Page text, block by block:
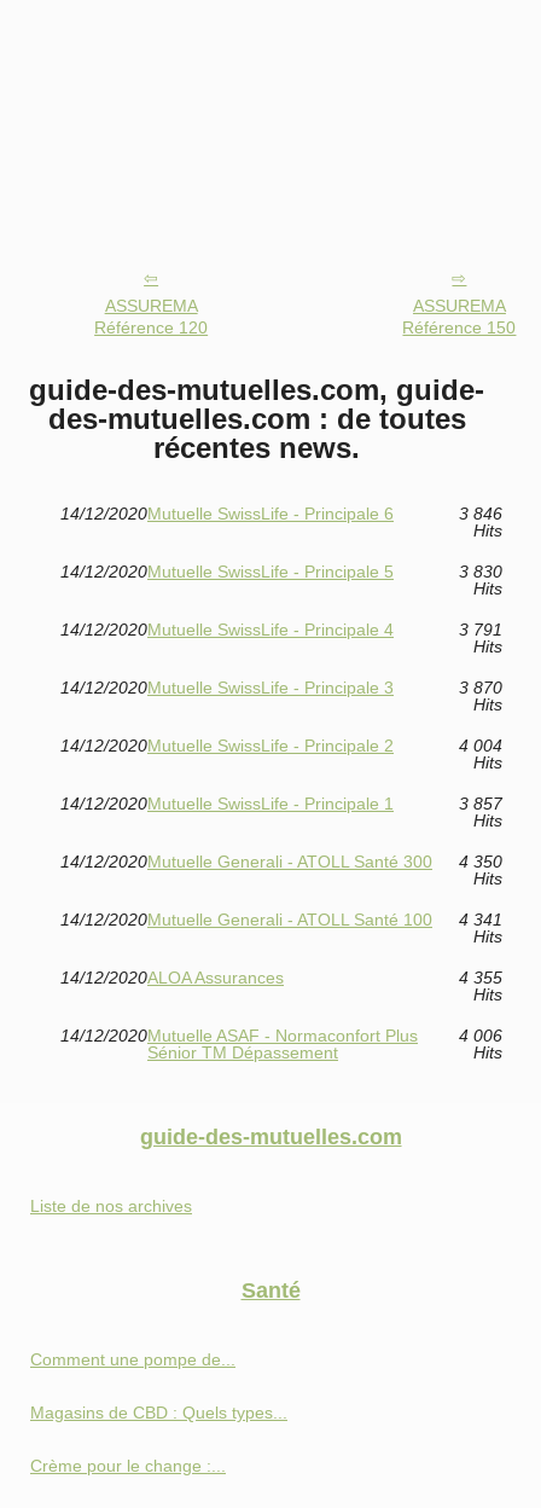
ASSUREMA
Référence 120
ASSUREMA
Référence 150
guide-des-mutuelles.com, guide-
des-mutuelles.com : de toutes
récentes news.
14/12/2020Mutuelle SwissLife - Principale 6
3 846
Hits
14/12/2020Mutuelle SwissLife - Principale 5
3 830
Hits
14/12/2020Mutuelle SwissLife - Principale 4
3 791
Hits
14/12/2020Mutuelle SwissLife - Principale 3
3 870
Hits
14/12/2020Mutuelle SwissLife - Principale 2
4 004
Hits
14/12/2020Mutuelle SwissLife - Principale 1
3 857
Hits
14/12/2020Mutuelle Generali - ATOLL Santé 300
4 350
Hits
14/12/2020Mutuelle Generali - ATOLL Santé 100
4 341
Hits
14/12/2020ALOA Assurances
4 355
Hits
14/12/2020Mutuelle ASAF - Normaconfort Plus
Sénior TM Dépassement
4 006
Hits
guide-des-mutuelles.com
Liste de nos archives
Santé
Comment une pompe de...
Magasins de CBD : Quels types...
Crème pour le change :...